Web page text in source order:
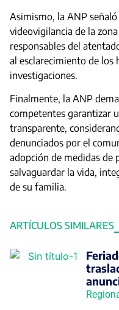
ARTÍCULOS SIMILARES
Asimismo, la ANP
videovigilancia de la
responsables del
al esclarecimiento de los
investigaciones.
Finalmente, la ANP
competentes garantizar
transparente,
denunciados por el
adopción de medidas de
salvaguardar la vida,
de su familia.